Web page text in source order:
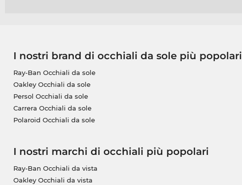
I nostri brand di occhiali da sole più popolari
Ray-Ban Occhiali da sole
Oakley Occhiali da sole
Persol Occhiali da sole
Carrera Occhiali da sole
Polaroid Occhiali da sole
I nostri marchi di occhiali più popolari
Ray-Ban Occhiali da vista
Oakley Occhiali da vista